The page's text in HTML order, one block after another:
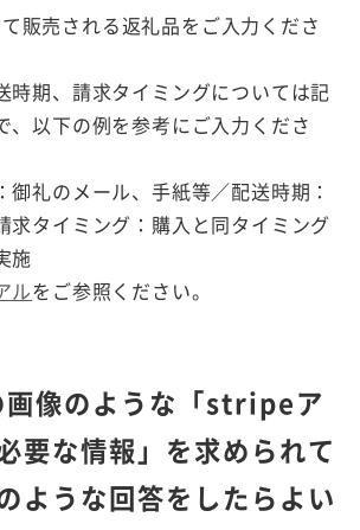
販売される返礼品をご入力くださ
時期、請求タイミングについては記
、以下の例を参考にご入力くださ
御礼のメール、手紙等／配送時期：
求タイミング：購入と同タイミング
施
ルをご参照ください。
画像のような「stripeア
要な情報」を求められて
ような回答をしたらよい